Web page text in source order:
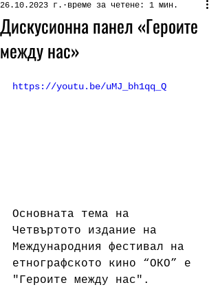
Дискусионна панел «Героите
между нас»
26.10.2023 г. време за четене: 1 мин.
https://youtu.be/uMJ_bh1qq_Q
Основната тема на
Четвъртото издание на
Международния фестивал на
етнографското кино “ОКО” е
"Героите между нас".